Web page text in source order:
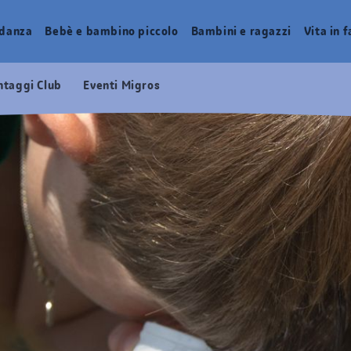
Bebè e bambino piccolo Bambini e ragazzi Vita in
Club Eventi Migros